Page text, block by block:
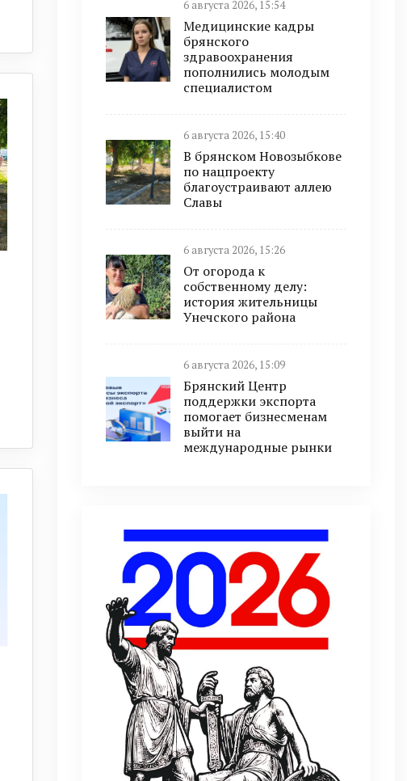
6 августа 2026, 15:54
Медицинские кадры
брянского
здравоохранения
пополнились молодым
специалистом
6 августа 2026, 15:40
В брянском Новозыбкове
по нацпроекту
благоустраивают аллею
Славы
6 августа 2026, 15:26
От огорода к
собственному делу:
история жительницы
Унечского района
6 августа 2026, 15:09
Брянский Центр
поддержки экспорта
помогает бизнесменам
выйти на
международные рынки